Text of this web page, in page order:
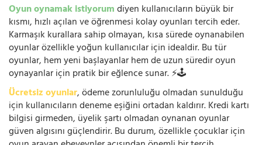
Oyun oynamak istiyorumdiyen kullanıcıların büyük bir
kısmı, hızlı açılan ve öğrenmesi kolay oyunları tercih eder.
Karmaşık kurallara sahip olmayan, kısa sürede oynanabilen
oyunlar özellikle yoğun kullanıcılar için idealdir. Bu tür
oyunlar, hem yeni başlayanlar hem de uzun süredir oyun
oynayanlar için pratik bir eğlence sunar. ⚡🕹️
Ücretsiz oyunlar, ödeme zorunluluğu olmadan sunulduğu
için kullanıcıların deneme eşiğini ortadan kaldırır. Kredi kartı
bilgisi girmeden, üyelik şartı olmadan oynanan oyunlar
güven algısını güçlendirir. Bu durum, özellikle çocuklar için